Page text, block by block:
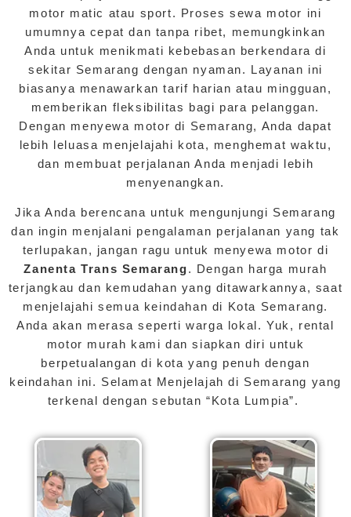
motor matic atau sport. Proses sewa motor ini
umumnya cepat dan tanpa ribet, memungkinkan
Anda untuk menikmati kebebasan berkendara di
sekitar Semarang dengan nyaman. Layanan ini
biasanya menawarkan tarif harian atau mingguan,
memberikan fleksibilitas bagi para pelanggan.
Dengan menyewa motor di Semarang, Anda dapat
lebih leluasa menjelajahi kota, menghemat waktu,
dan membuat perjalanan Anda menjadi lebih
menyenangkan.
Jika Anda berencana untuk mengunjungi Semarang
dan ingin menjalani pengalaman perjalanan yang tak
terlupakan, jangan ragu untuk menyewa motor di
Zanenta Trans Semarang. Dengan harga murah
terjangkau dan kemudahan yang ditawarkannya, saat
menjelajahi semua keindahan di Kota Semarang.
Anda akan merasa seperti warga lokal. Yuk, rental
motor murah kami dan siapkan diri untuk
berpetualangan di kota yang penuh dengan
keindahan ini. Selamat Menjelajah di Semarang yang
terkenal dengan sebutan “Kota Lumpia”.